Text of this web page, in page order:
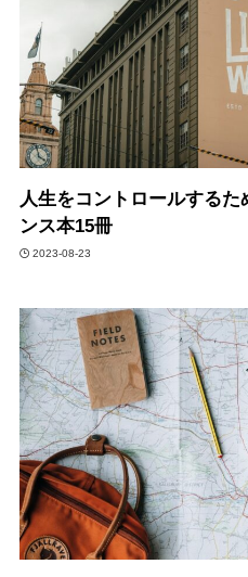
人生をコントロールする
ンス本15冊
2023-08-23